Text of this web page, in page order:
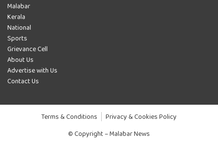
Malabar
Kerala
National
Sports
Grievance Cell
About Us
Advertise with Us
Contact Us
Terms & Conditions
Privacy & Cookies Policy
© Copyright – Malabar News